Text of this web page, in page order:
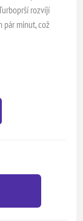
rozvíjí
pár minut, což